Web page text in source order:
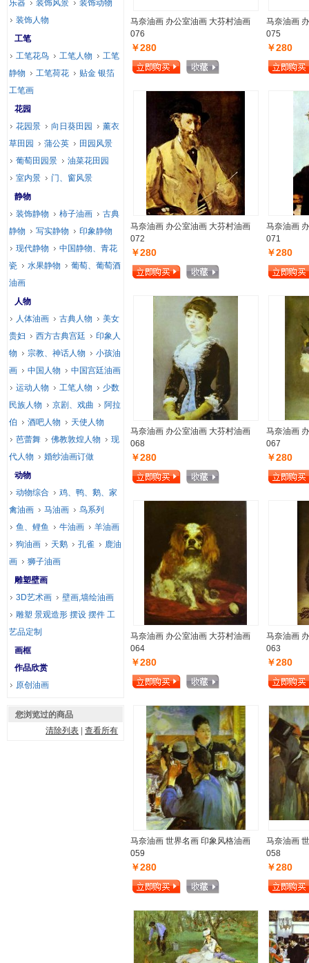
马奈油画 办公室油画 大芬村油画
076
￥280
马奈油画
075
￥280
马奈油画 办公室油画 大芬村油画
072
￥280
马奈油画
071
￥280
马奈油画 办公室油画 大芬村油画
068
￥280
马奈油画
067
￥280
马奈油画 办公室油画 大芬村油画
064
￥280
马奈油画
063
￥280
马奈油画 世界名画 印象风格油画
059
￥280
马奈油画
058
￥280
乐器 装饰风景
装饰动物
装饰人物
工笔
工笔花鸟
工笔人物
工笔
静物
工笔荷花
贴金 银箔
工笔画
花园
花园景
向日葵田园
薰衣
草田园
蒲公英
田园风景
葡萄田园景
油菜花田园
室内景
门、窗风景
静物
装饰静物
柿子油画
古典
静物
写实静物
印象静物
现代静物
中国静物、青花
瓷
水果静物
葡萄、葡萄酒
油画
人物
人体油画
古典人物
美女
贵妇
西方古典宫廷
印象人
物
宗教、神话人物
小孩油
画
中国人物
中国宫廷油画
运动人物
工笔人物
少数
民族人物
京剧、戏曲
阿拉
伯
酒吧人物
天使人物
芭蕾舞
佛教敦煌人物
现
代人物
婚纱油画订做
动物
动物综合
鸡、鸭、鹅、家
禽油画
马油画
鸟系列
鱼、鲤鱼
牛油画
羊油画
狗油画
天鹅 孔雀
鹿油
画
狮子油画
雕塑壁画
3D艺术画
壁画,墙绘油画
雕塑 景观造形 摆设 摆件 工
艺品定制
画框
作品欣赏
原创油画
您浏览过的商品
清除列表 |查看所有